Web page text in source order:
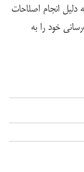
دلیل انجام اصلاحات
خدمات‌رسانی خود را به